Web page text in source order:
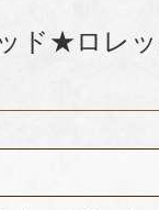
ド★ロレ